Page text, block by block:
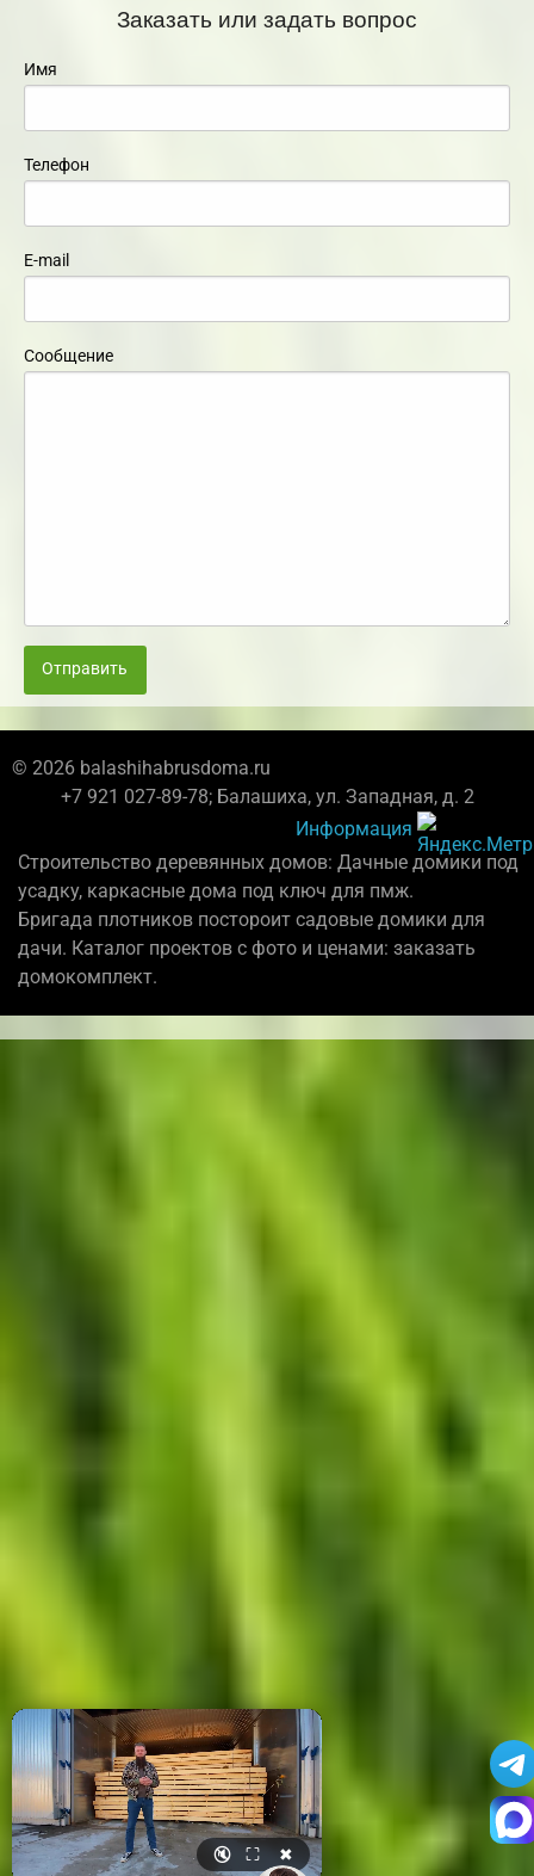
Заказать или задать вопрос
Имя
Телефон
E-mail
Сообщение
Отправить
© 2026 balashihabrusdoma.ru
+7 921 027-89-78; Балашиха, ул. Западная, д. 2
Информация
Строительство деревянных домов: Дачные домики под
усадку, каркасные дома под ключ для пмж.
Бригада плотников постороит садовые домики для
дачи. Каталог проектов с фото и ценами: заказать
домокомплект.
🔇 ⛶ ✖